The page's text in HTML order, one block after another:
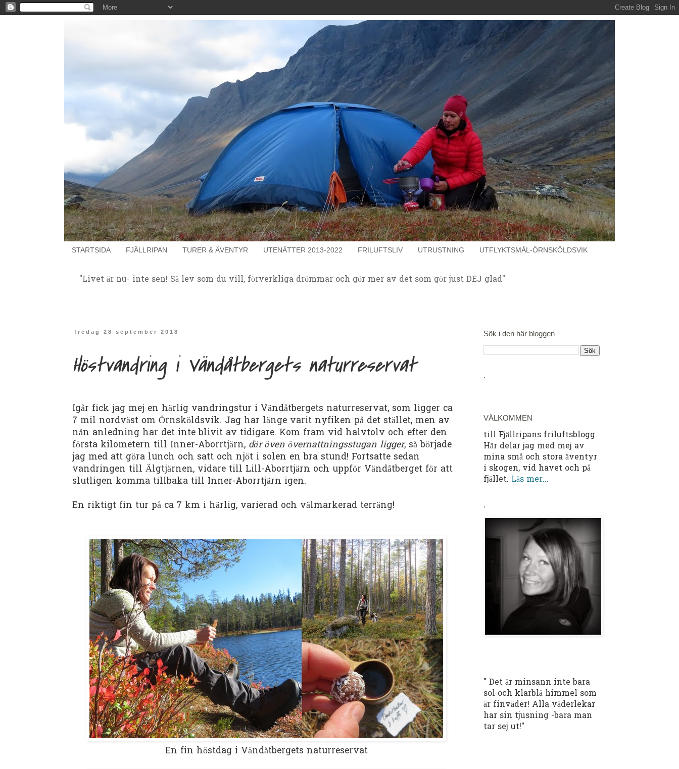
STARTSIDA FJÄLLRIPAN TURER & ÄVENTYR UTENÄTTER 2013-2022 FRILUFTSLIV UTRUSTNING UTFLYKTSMÅL-ÖRNSKÖLDSVIK
"Livet är nu- inte sen! Så lev som du vill, förverkliga drömmar och gör mer av det som gör just DEJ glad"
fredag 28 september 2018
Höstvandring i Vändåtbergets naturreservat
Igår fick jag mej en härlig vandringstur i Vändåtbergets naturreservat, som ligger ca
7 mil nordväst om Örnsköldsvik. Jag har länge varit nyfiken på det stället, men av
nån anledning har det inte blivit av tidigare. Kom fram vid halvtolv och efter den
första kilometern till Inner-Aborrtjärn, där även övernattningsstugan ligger, så började
jag med att göra lunch och satt och njöt i solen en bra stund! Fortsatte sedan
vandringen till Älgtjärnen, vidare till Lill-Aborrtjärn och uppför Vändåtberget för att
slutligen komma tillbaka till Inner-Aborrtjärn igen.
En riktigt fin tur på ca 7 km i härlig, varierad och välmarkerad terräng!
En fin höstdag i Vändåtbergets naturreservat
Sök i den här bloggen
.
VÄLKOMMEN
till Fjällripans friluftsblogg.
Här delar jag med mej av
mina små och stora äventyr
i skogen, vid havet och på
fjället. Läs mer...
.
" Det är minsann inte bara
sol och klarblå himmel som
är finväder! Alla väderlekar
har sin tjusning -bara man
tar sej ut!"